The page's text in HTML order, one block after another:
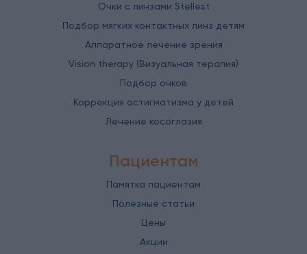
Очки с линзами Stellest
Подбор мягких контактных линз детям
Аппаратное лечение зрения
Vision therapy (Визуальная терапия)
Подбор очков
Коррекция астигматизма у детей
Лечение косоглазия
Пациентам
Памятка пациентам
Полезные статьи
Цены
Акции